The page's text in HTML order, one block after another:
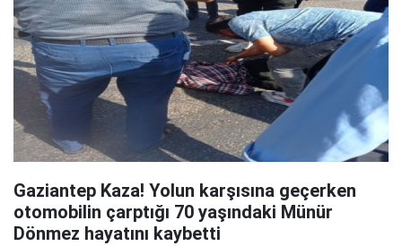
Gaziantep Kaza! Yolun karşısına geçerken
otomobilin çarptığı 70 yaşındaki Münür
Dönmez hayatını kaybetti